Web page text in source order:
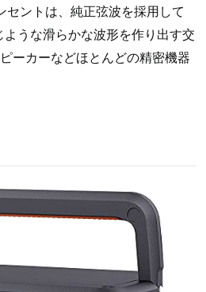
セントは、純正弦波を採用して
うな滑らかな波形を作り出す交
ーカーなどほとんどの精密機器